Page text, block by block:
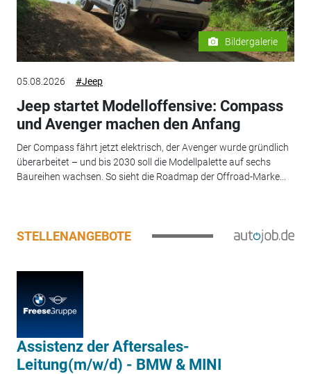
Bildergalerie
05.08.2026 #Jeep
Jeep startet Modelloffensive: Compass
und Avenger machen den Anfang
Der Compass fährt jetzt elektrisch, der Avenger wurde gründlich
überarbeitet – und bis 2030 soll die Modellpalette auf sechs
Baureihen wachsen. So sieht die Roadmap der Offroad-Marke...
STELLENANGEBOTE
Assistenz der Aftersales-
Leitung(m/w/d) - BMW & MINI